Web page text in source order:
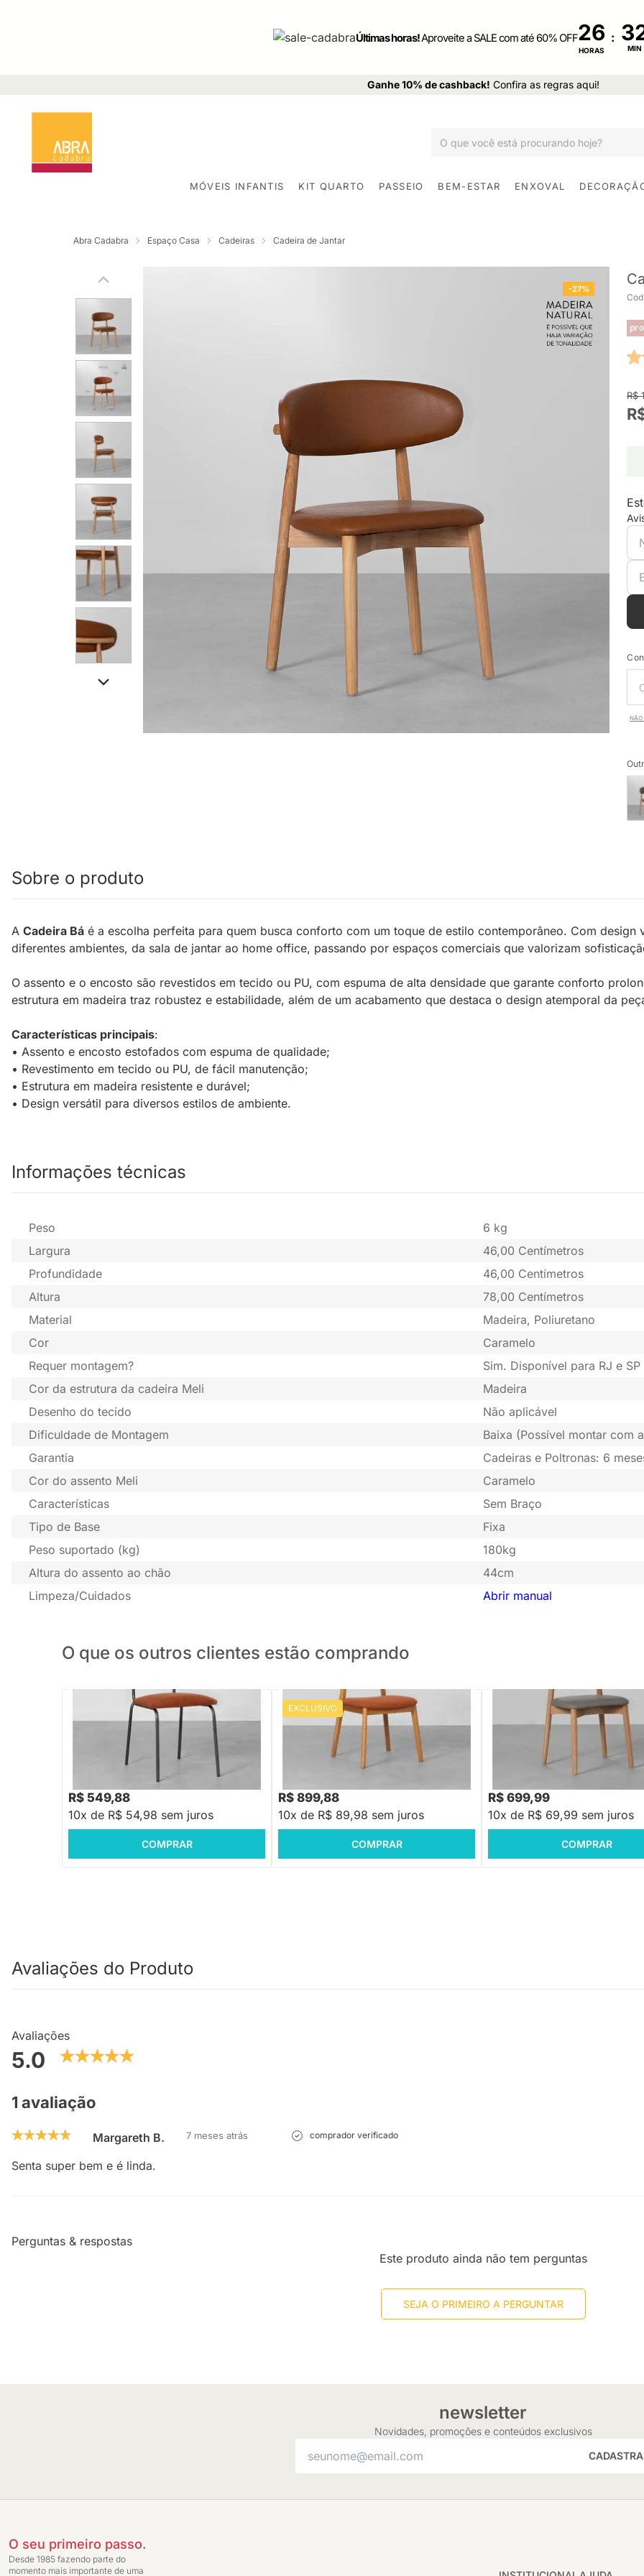
Últimas horas!Aproveite a SALE com até 60% OFF26
HORAS
:
MIN
Ganhe 10% de cashback! Confira as regras aqui!
MÓVEIS INFANTIS KIT QUARTO PASSEIO BEM-ESTAR ENXOVAL
Abra Cadabra Espaço Casa Cadeiras Cadeira de Jantar
-27%
R$
NÃO
Sobre o produto
A Cadeira Bá é a escolha perfeita para quem busca conforto com um toque de estilo contemporâneo. Com design
diferentes ambientes, da sala de jantar ao home office, passando por espaços comerciais que valorizam
O assento e o encosto são revestidos em tecido ou PU, com espuma de alta densidade que garante conforto
estrutura em madeira traz robustez e estabilidade, além de um acabamento que destaca o design atemporal da
Características principais:
• Assento e encosto estofados com espuma de qualidade;
• Revestimento em tecido ou PU, de fácil manutenção;
• Estrutura em madeira resistente e durável;
• Design versátil para diversos estilos de ambiente.
Informações técnicas
Peso
6 kg
Largura
46,00 Centímetros
Profundidade
46,00 Centímetros
Altura
78,00 Centímetros
Material
Madeira, Poliuretano
Cor
Caramelo
Requer montagem?
Sim. Disponível para RJ e
Cor da estrutura da cadeira Meli
Madeira
Desenho do tecido
Não aplicável
Dificuldade de Montagem
Baixa (Possível montar com
Garantia
Cadeiras e Poltronas: 6
Cor do assento Meli
Caramelo
Características
Sem Braço
Tipo de Base
Fixa
Peso suportado (kg)
180kg
Altura do assento ao chão
44cm
Limpeza/Cuidados
Abrir manual
O que os outros clientes estão comprando
PRONTA ENTREGA
Cadeira Ribs Botonê - Terracota
Economize R$ 110
R$ 549,88
10x de R$ 54,98 sem juros
COMPRAR
EXCLUSIVO PRONTA ENTREGA
Cadeira Lótus Encosto Palha Larga -
R$ 899,88
10x de R$ 89,98 sem juros
COMPRAR
PRONTA ENTREGA
Cadeira Bá PU - Fendi
R$ 699,99
10x de R$ 69,99 sem juros
COMPRAR
Avaliações do Produto
Avaliações
5.0
1 avaliação
Margareth B. 7 meses atrás comprador verificado
Senta super bem e é linda.
Perguntas & respostas
Este produto ainda não tem perguntas
SEJA O PRIMEIRO A PERGUNTAR
newsletter
Novidades, promoções e conteúdos exclusivos
O seu primeiro passo.
Desde 1985 fazendo parte do
momento mais importante de uma